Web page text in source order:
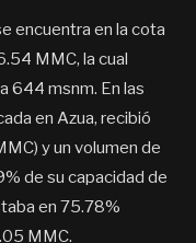
encuentra en la cota
MMC, la cual
644 msnm. En las
en Azua, recibió
y un volumen de
de su capacidad de
en 75.78%
MMC.